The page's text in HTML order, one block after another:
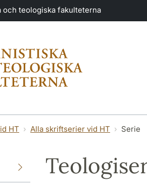
och teologiska fakulteterna
HT Alla skriftserier vid HT Serie